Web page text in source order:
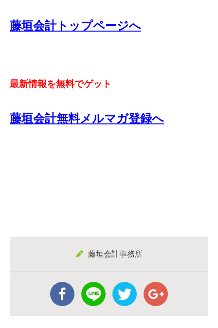
藤垣会計トップページへ
最新情報を無料でゲット
藤垣会計無料メルマガ登録へ
藤垣会計事務所